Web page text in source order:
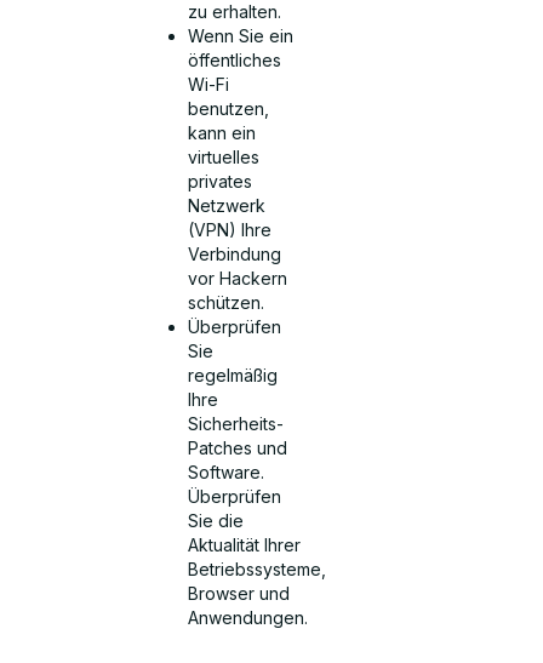
zu erhalten.
Wenn Sie ein
öffentliches
Wi-Fi
benutzen,
kann ein
virtuelles
privates
Netzwerk
(VPN) Ihre
Verbindung
vor Hackern
schützen.
Überprüfen
Sie
regelmäßig
Ihre
Sicherheits-
Patches und
Software.
Überprüfen
Sie die
Aktualität Ihrer
Betriebssysteme,
Browser und
Anwendungen.